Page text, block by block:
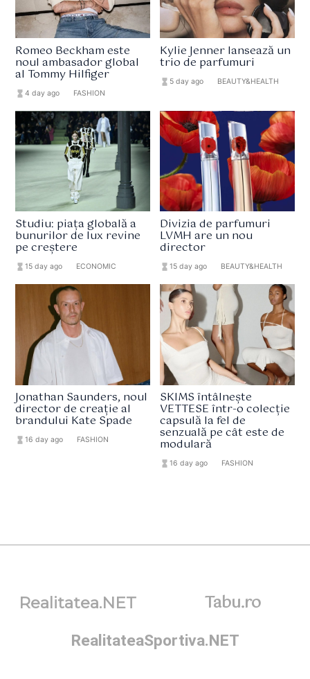
Romeo Beckham este
noul ambasador global
al Tommy Hilfiger
hourglass_full4 day ago FASHION
Kylie Jenner lansează un
trio de parfumuri
hourglass_full 5 day ago BEAUTY&HEALTH
Studiu: piața globală a
bunurilor de lux revine
pe creștere
hourglass_full15 day ago ECONOMIC
Divizia de parfumuri
LVMH are un nou
director
hourglass_full 15 day ago BEAUTY&HEALTH
Jonathan Saunders, noul
director de creație al
brandului Kate Spade
hourglass_full16 day ago FASHION
SKIMS întâlnește
VETTESE într-o colecție
capsulă la fel de
senzuală pe cât este de
modulară
hourglass_full 16 day ago FASHION
Realitatea.NET Tabu.ro
RealitateaSportiva.NET